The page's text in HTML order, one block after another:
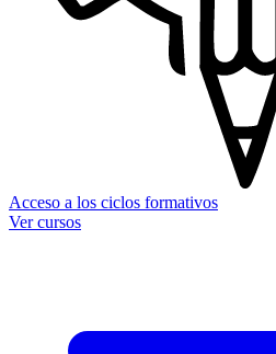
Acceso a los ciclos formativos
Ver cursos